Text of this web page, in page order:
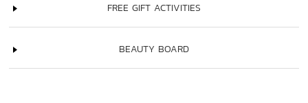
FREE GIFT ACTIVITIES
BEAUTY BOARD